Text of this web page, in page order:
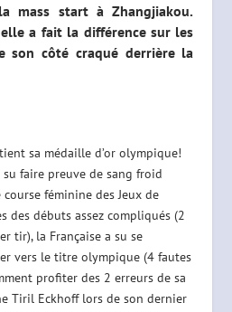
mass start à Zhangjiakou.
a fait la différence sur les
son côté craqué derrière la
sa médaille d’or olympique!
faire preuve de sang froid
féminine des Jeux de
des débuts assez compliqués (2
tir), la Française a su se
vers le titre olympique (4 fautes
profiter des 2 erreurs de sa
Tiril Eckhoff lors de son dernier